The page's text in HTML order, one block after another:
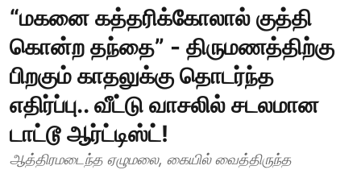
“மகனை கத்தரிக்கோலால் குத்தி
கொன்ற தந்தை” - திருமணத்திற்கு
பிறகும் காதலுக்கு தொடர்ந்த
எதிர்ப்பு.. வீட்டு வாசலில் சடலமான
டாட்டூ ஆர்ட்டிஸ்ட்!
ஆத்திரமடைந்த ஏழுமலை, கையில் வைத்திருந்த